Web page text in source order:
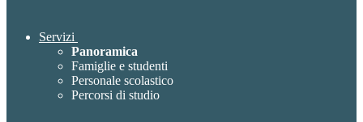
Servizi
Panoramica
Famiglie e studenti
Personale scolastico
Percorsi di studio